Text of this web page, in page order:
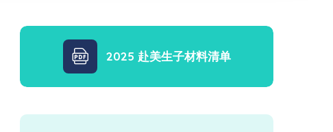
2025 赴美生子材料清单